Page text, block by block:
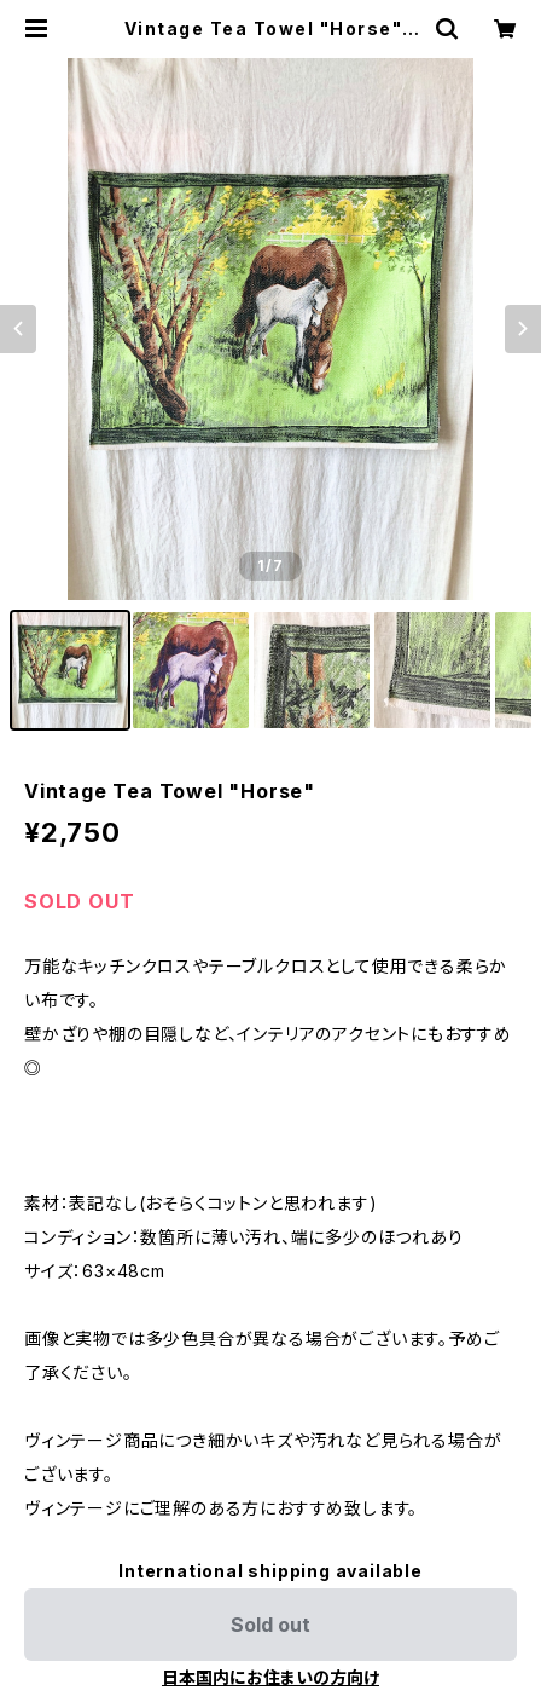
Vintage Tea Towel "Horse" |
1/7
Vintage Tea Towel "Horse"
¥2,750
SOLD OUT
万能なキッチンクロスやテーブルクロスとして使用できる柔らか
い布です。
壁かざりや棚の目隠しなど、インテリアのアクセントにもおすすめ
◎
素材：表記なし(おそらくコットンと思われます)
コンディション：数箇所に薄い汚れ、端に多少のほつれあり
サイズ：63×48cm
画像と実物では多少色具合が異なる場合がございます。予めご
了承ください。
ヴィンテージ商品につき細かいキズや汚れなど見られる場合が
ございます。
ヴィンテージにご理解のある方におすすめ致します。
International shipping available
Sold out
日本国内にお住まいの方向け